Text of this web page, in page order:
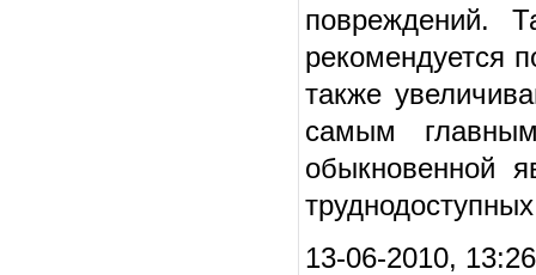
повреждений.
рекомендуется
также
самым
обыкновенной
13-06-2010,